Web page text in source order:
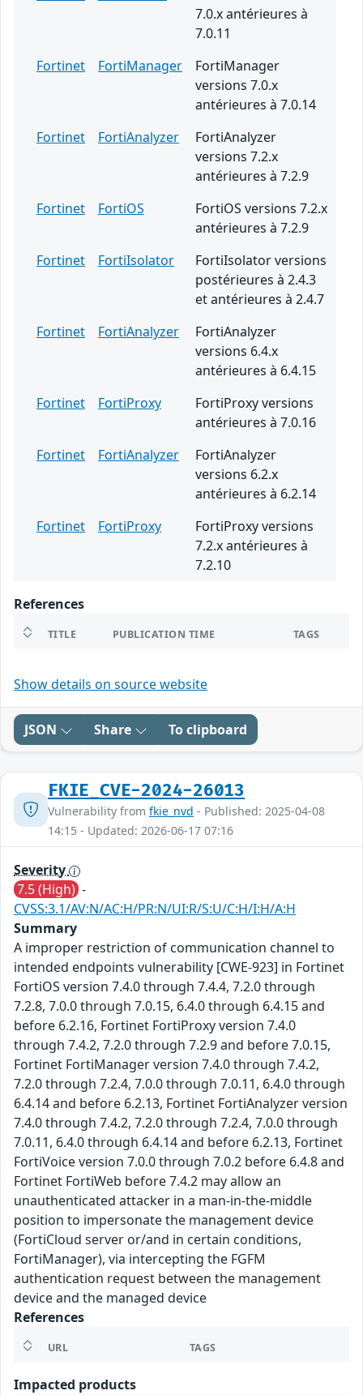
7.0.x antérieures à
7.0.11
Fortinet
FortiManager
FortiManager
versions 7.0.x
antérieures à 7.0.14
Fortinet
FortiAnalyzer
FortiAnalyzer
versions 7.2.x
antérieures à 7.2.9
Fortinet
FortiOS
FortiOS versions 7.2.x
antérieures à 7.2.9
Fortinet
FortiIsolator
FortiIsolator versions
postérieures à 2.4.3
et antérieures à 2.4.7
Fortinet
FortiAnalyzer
FortiAnalyzer
versions 6.4.x
antérieures à 6.4.15
Fortinet
FortiProxy
FortiProxy versions
antérieures à 7.0.16
Fortinet
FortiAnalyzer
FortiAnalyzer
versions 6.2.x
antérieures à 6.2.14
Fortinet
FortiProxy
FortiProxy versions
7.2.x antérieures à
7.2.10
References
TITLE PUBLICATION TIME TAGS
Show details on source website
JSON Share To clipboard
FKIE_CVE-2024-26013
Vulnerability from fkie_nvd - Published: 2025-04-08
14:15 - Updated: 2026-06-17 07:16
Severity
7.5 (High) -
CVSS:3.1/AV:N/AC:H/PR:N/UI:R/S:U/C:H/I:H/A:H
Summary
A improper restriction of communication channel to
intended endpoints vulnerability [CWE-923] in Fortinet
FortiOS version 7.4.0 through 7.4.4, 7.2.0 through
7.2.8, 7.0.0 through 7.0.15, 6.4.0 through 6.4.15 and
before 6.2.16, Fortinet FortiProxy version 7.4.0
through 7.4.2, 7.2.0 through 7.2.9 and before 7.0.15,
Fortinet FortiManager version 7.4.0 through 7.4.2,
7.2.0 through 7.2.4, 7.0.0 through 7.0.11, 6.4.0 through
6.4.14 and before 6.2.13, Fortinet FortiAnalyzer version
7.4.0 through 7.4.2, 7.2.0 through 7.2.4, 7.0.0 through
7.0.11, 6.4.0 through 6.4.14 and before 6.2.13, Fortinet
FortiVoice version 7.0.0 through 7.0.2 before 6.4.8 and
Fortinet FortiWeb before 7.4.2 may allow an
unauthenticated attacker in a man-in-the-middle
position to impersonate the management device
(FortiCloud server or/and in certain conditions,
FortiManager), via intercepting the FGFM
authentication request between the management
device and the managed device
References
URL TAGS
Impacted products